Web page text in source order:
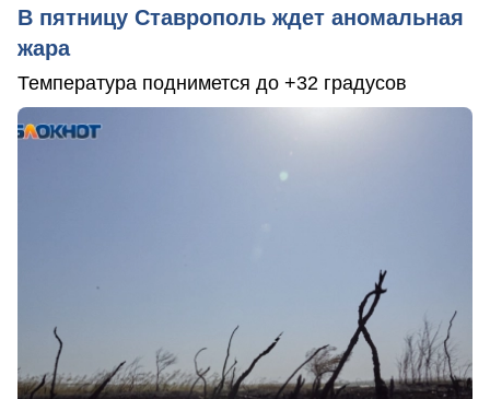
В пятницу Ставрополь ждет аномальная
жара
Температура поднимется до +32 градусов